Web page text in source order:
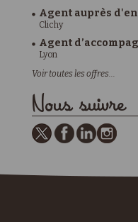
Agent auprès
Clichy
Agent
Lyon
Voir toutes les offres...
Nous suivre